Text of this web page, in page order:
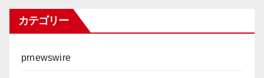
カテゴリー
prnewswire